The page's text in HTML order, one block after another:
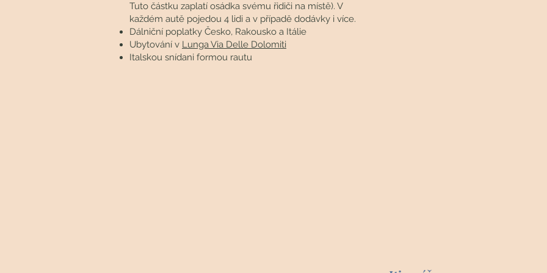
Tuto částku zaplatí osádka svému řidiči na místě). V
každém autě pojedou 4 lidi a v případě dodávky i více.
Dálniční poplatky Česko, Rakousko a Itálie
Ubytování v Lunga Via Delle Dolomiti
Italskou snídani formou rautu